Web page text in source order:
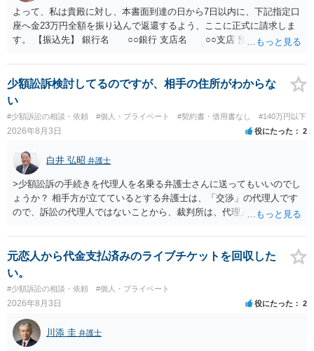
よって、私は貴殿に対し、本書面到達の日から7日以内に、下記指定口
座へ金23万円全額を振り込んで返還するよう、ここに正式に請求しま
す。 【振込先】 銀行名 ○○銀行 支店名 ○○支店 預金種別 普通
されない場合には、貴殿には任意に返金する意思がないものと判断
し、やむを得ず、返還金23万円及びこれに対する遅延損害金の支払い
を求める民事訴訟、支払督促その他必要な法的手続を直ちに講じま
いても併せて請求する予定ですので、あらかじめ申し添えます。 本件
は、貴殿自らが契約を解約したことによって生じた返還義務の履行を
求めるものにすぎません。貴殿の仕入先との取引関係や返金時期など
の内部事情は、私に対する返還義務の発生や履行時期には何ら影響を
及ぼすものではありません。 これ以上、本件の解決を不必要に遅延さ
せることなく、誠意をもって速やかに返金手続を履行されるよう、強
く求めます。 以上
少額訟訴検討してるのですが、相手の住所がわからな
い
#少額訴訟の相談・依頼 #個人・プライベート #契約書・借用書なし #140万円以下
2026年8月3日 役にたった 2
白井 弘昭 弁護士
>少額訟訴の手続きを代理人を名乗る弁護士さんに送ってもいいのでし
ょうか？ 相手方が立てているとする弁護士は、「交渉」の代理人です
ので、訴訟の代理人ではないことから、裁判所は、代理人宛ての訴状
ている場合は、相手方（被告）の住所で訴状を作成提出し、裁判所に
代理人が就いていたことを知らせると（訴状の記載内容から明らかな
場合も）、裁判所が当該代理人弁護士に事前連絡し、引き続き訴訟も
受任するかを聞いたうえで、受任の意志が明らかになったところで、
直接被告に送達するのではなく、代理人に訴状の受領を促すこともあ
ります。 ラインのやり取りでしか証拠がないと、実際の本人性が明ら
かではありません。もちろん弁護士（２０万円の請求で代理人弁護士
に委任するかも疑わしいのですが）も住所は明らかにしないでしょ
元恋人から代金支払済みのライブチケットを回収した
い。
#少額訴訟の相談・依頼 #個人・プライベート
2026年8月3日 役にたった 2
川添 圭 弁護士